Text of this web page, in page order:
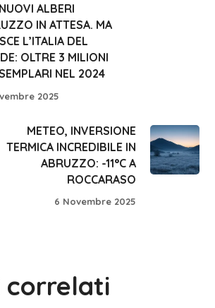
ALBERI
IN ATTESA. MA
L’ITALIA DEL
OLTRE 3 MILIONI
NEL 2024
2025
METEO, INVERSIONE
TERMICA INCREDIBILE IN
ABRUZZO: -11°C A
ROCCARASO
6 Novembre 2025
correlati